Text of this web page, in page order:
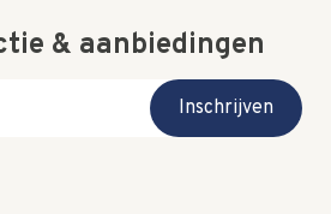
& aanbiedingen
Inschrijven